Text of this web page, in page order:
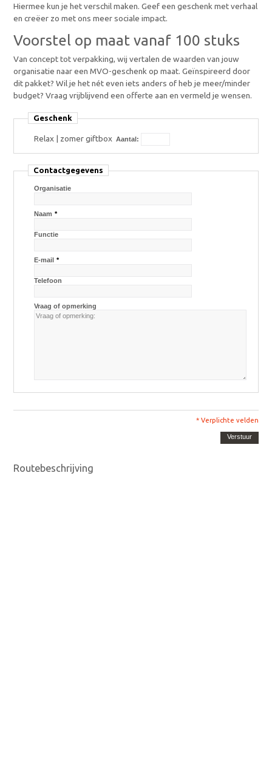
Hiermee kun je het verschil maken. Geef een geschenk met verhaal
en creëer zo met ons meer sociale impact.
Voorstel op maat vanaf 100 stuks
Van concept tot verpakking, wij vertalen de waarden van jouw
organisatie naar een MVO-geschenk op maat. Geïnspireerd door
dit pakket? Wil je het nét even iets anders of heb je meer/minder
budget? Vraag vrijblijvend een offerte aan en vermeld je wensen.
Geschenk
Relax | zomer giftboxAantal:
Contactgegevens
Organisatie
*
Naam
Functie
*
E-mail
Telefoon
Vraag of opmerking
* Verplichte velden
Verstuur
Routebeschrijving